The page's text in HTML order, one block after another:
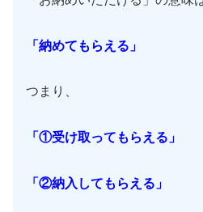
「納めてもらえる」
つまり、
「①受け取ってもらえる」
「②納入してもらえる」